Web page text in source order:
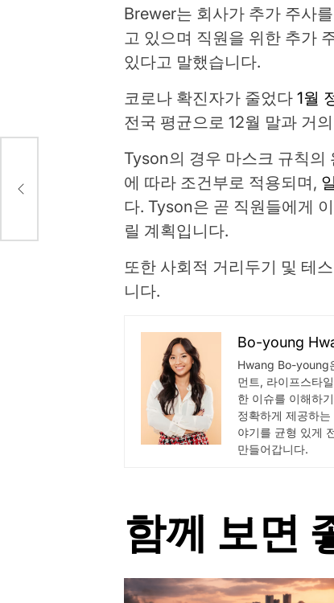
Brewer는 회사가 추가 주사
고 있으며 직원을 위한 추가
있다고 말했습니다.
코로나 확진자가 줄었다1월
전국 평균으로 12월 말과 거
Tyson의 경우 마스크 규칙의
에 따라 조건부로 적용되며,
다. Tyson은 곧 직원들에게
릴 계획입니다.
또한 사회적 거리두기 및 테
니다.
Bo-young
Hwang Bo-young
먼트, 라이프스타
한 이슈를 이해하
정확하게 제공하
야기를 균형 있게
만들어갑니다.
함께 보면